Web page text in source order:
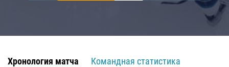
Хронология матча
Командная статистика